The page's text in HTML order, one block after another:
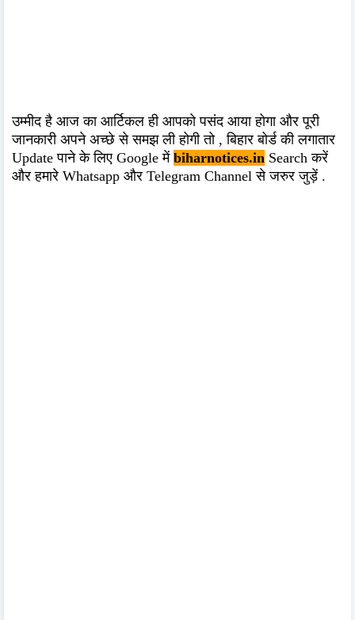
उम्मीद है आज का आर्टिकल ही आपको पसंद आया होगा और पूरी
जानकारी अपने अच्छे से समझ ली होगी तो , बिहार बोर्ड की लगातार
Update पाने के लिए Google में biharnotices.in Search करें
और हमारे Whatsapp और Telegram Channel से जरुर जुड़ें .